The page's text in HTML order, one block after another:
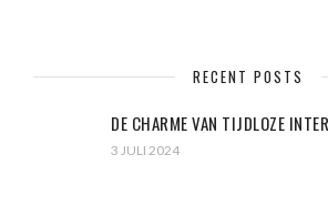
RECENT POSTS
DE CHARME VAN TIJDLOZE
3 JULI 2024